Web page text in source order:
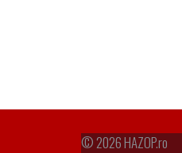
© 2026HAZOP.ro